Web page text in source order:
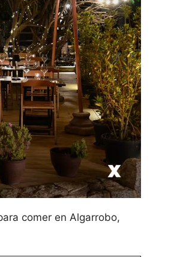
comer en Algarrobo,